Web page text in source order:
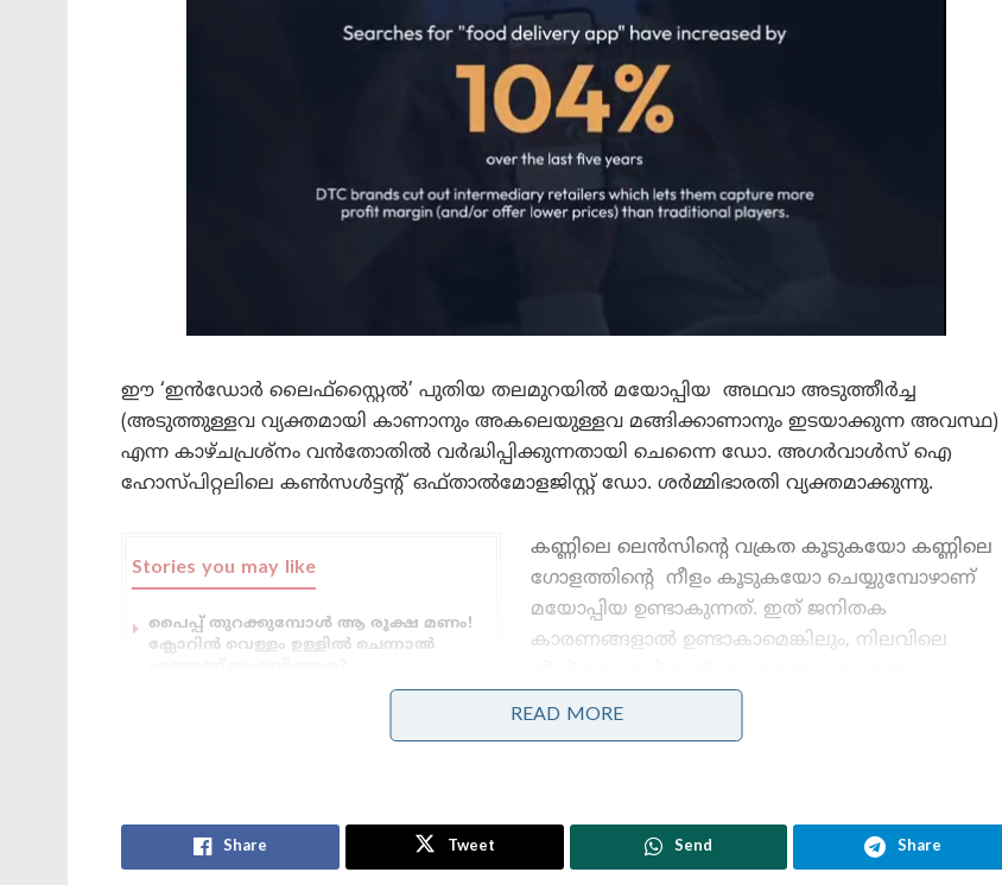
ഈ ‘ഇൻഡോർ ലൈഫ്സ്റ്റൈൽ’ പുതിയ തലമുറയിൽ മയോപ്പിയ അഥവാ അടുത്തീർച്ച
(അടുത്തുള്ളവ വ്യക്തമായി കാണാനും അകലെയുള്ളവ മങ്ങിക്കാണാനും ഇടയാക്കുന്ന അവസ്ഥ)
എന്ന കാഴ്ചപ്രശ്നം വൻതോതിൽ വർദ്ധിപ്പിക്കുന്നതായി ചെന്നൈ ഡോ. അഗർവാൾസ് ഐ
ഹോസ്പിറ്റലിലെ കൺസൾട്ടന്റ് ഒഫ്താൽമോളജിസ്റ്റ് ഡോ. ശർമ്മിഭാരതി വ്യക്തമാക്കുന്നു.
Stories you may like
പൈപ്പ് തുറക്കുമ്പോൾ ആ രൂക്ഷ മണം!
ക്ലോറിൻ വെള്ളം ഉള്ളിൽ ചെന്നാൽ
നമ്മളെയെല്ലാം നിർമ്മിച്ച ആ ഒരൊറ്റ
കണ്ണിലെ ലെൻസിന്റെ വക്രത കൂടുകയോ കണ്ണിലെ
ഗോളത്തിന്റെ നീളം കൂടുകയോ ചെയ്യുമ്പോഴാണ്
മയോപ്പിയ ഉണ്ടാകുന്നത്. ഇത് ജനിതക
കാരണങ്ങളാൽ ഉണ്ടാകാമെങ്കിലും, നിലവിലെ
സൂര്യപ്രകാശവും മയോപ്പിയയും തമ്മിലുള്ള ബന്ധം
ടിവിയോ മൊബൈലോ കാണുമ്പോൾ അവർക്ക് സൂര്യപ്രകാശം ലഭിക്കാനുള്ള അവസരങ്ങൾ
ഇല്ലാതാകുന്നു. പഠനങ്ങൾ അനുസരിച്ച്, പുറത്തുപോയി സമയം ചെലവഴിക്കുന്നത് ശരീരത്തിൽ
READ MORE
Share Tweet Send Share